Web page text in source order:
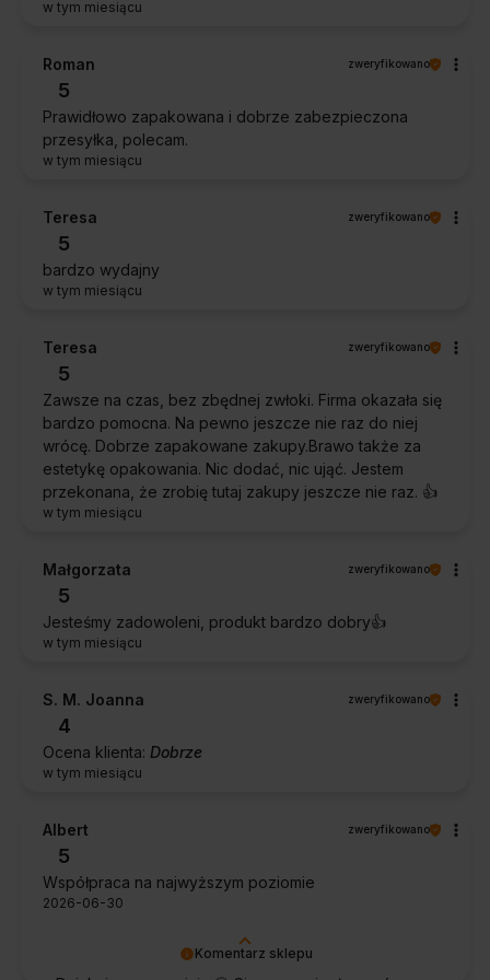
w tym miesiącu
Roman zweryfikowano
5
Prawidłowo zapakowana i dobrze zabezpieczona
przesyłka, polecam.
w tym miesiącu
Teresa zweryfikowano
5
bardzo wydajny
w tym miesiącu
Teresa zweryfikowano
5
Zawsze na czas, bez zbędnej zwłoki. Firma okazała się
bardzo pomocna. Na pewno jeszcze nie raz do niej
wrócę. Dobrze zapakowane zakupy.Brawo także za
estetykę opakowania. Nic dodać, nic ująć. Jestem
przekonana, że zrobię tutaj zakupy jeszcze nie raz. 👍️
w tym miesiącu
Małgorzata zweryfikowano
5
Jesteśmy zadowoleni, produkt bardzo dobry👍️
w tym miesiącu
S. M. Joanna zweryfikowano
4
Ocena klienta: Dobrze
w tym miesiącu
Komentarz sklepu
Albert zweryfikowano
5
Współpraca na najwyższym poziomie
2026-06-30